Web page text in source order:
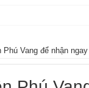
Vang để nhận